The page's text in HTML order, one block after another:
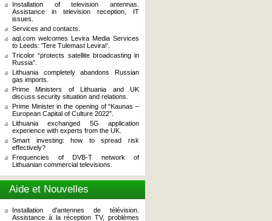
Installation of television antennas.
Assistance in television reception, IT
issues.
Services and contacts.
aql.com welcomes Levira Media Services
to Leeds: 'Tere Tulemast Levira!'.
Tricolor “protects satellite broadcasting in
Russia”.
Lithuania completely abandons Russian
gas imports.
Prime Ministers of Lithuania and UK
discuss security situation and relations.
Prime Minister in the opening of “Kaunas –
European Capital of Culture 2022”.
Lithuania exchanged 5G application
experience with experts from the UK.
Smart investing: how to spread risk
effectively?
Frequencies of DVB-T network of
Lithuanian commercial televisions.
Aide et Nouvelles
Installation d'antennes de télévision.
Assistance à la réception TV, problèmes